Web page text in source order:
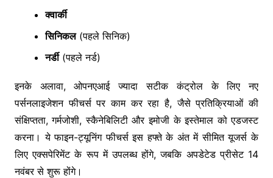
क्वार्की
सिनिकल(पहले सिनिक)
नर्डी(पहले नर्ड)
इनके अलावा, ओपनएआई ज्यादा सटीक कंट्रोल के लिए नए
पर्सनलाइजेशन फीचर्स पर काम कर रहा है, जैसे प्रतिक्रियाओं की
संक्षिप्तता, गर्मजोशी, स्कैनेबिलिटी और इमोजी के इस्तेमाल को एडजस्ट
करना। ये फाइन-ट्यूनिंग फीचर्स इस हफ्ते के अंत में सीमित यूजर्स के
लिए एक्सपेरिमेंट के रूप में उपलब्ध होंगे, जबकि अपडेटेड प्रीसेट 14
नवंबर से शुरू होंगे।